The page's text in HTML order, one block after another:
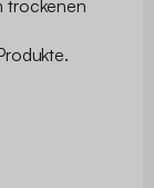
trockenen